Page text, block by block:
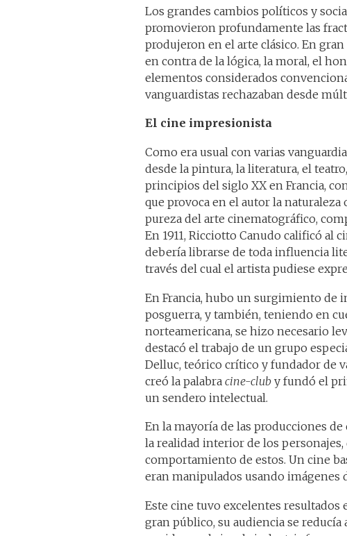
Los grandes cambios políticos y
promovieron profundamente las
produjeron en el arte clásico. En
en contra de la lógica, la moral, el
elementos considerados
vanguardistas rechazaban desde
El cine impresionista
Como era usual con varias
desde la pintura, la literatura, el
principios del siglo XX en Francia,
que provoca en el autor la
pureza del arte cinematográfico,
En 1911, Ricciotto Canudo calificó al
debería librarse de toda influencia
través del cual el artista pudiese
En Francia, hubo un surgimiento de
posguerra, y también, teniendo en
norteamericana, se hizo necesario
destacó el trabajo de un grupo
Delluc, teórico crítico y fundador de
creó la palabra cine-club y fundó el
un sendero intelectual.
En la mayoría de las producciones
la realidad interior de los
comportamiento de estos. Un cine
eran manipulados usando imágenes
Este cine tuvo excelentes
gran público, su audiencia se